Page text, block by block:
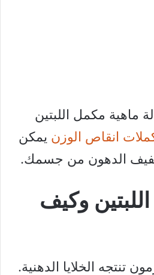
ماهية مكمل اللبتين
انقاص الوزن يمكن
الدهون من جسمك.
وكيف
تنتجه الخلايا الدهنية.